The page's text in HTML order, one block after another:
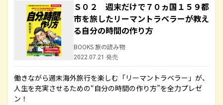
Ｓ０２ 週末だけで７０ヵ国１５９都
市を旅したリーマントラベラーが教え
る自分の時間の作り方
BOOKS 旅の読み物
2022.07.21 発売
働きながら週末海外旅行を楽しむ「リーマントラベラー」が、
人生を充実させるための“自分の時間の作り方”を全力プレゼ
ン！